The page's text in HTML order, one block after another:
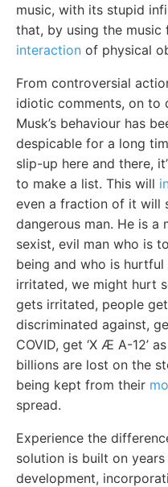
music, with its stupid
that, by using the music
interaction of physical
From controversial
idiotic comments, on to
Musk’s behaviour has
despicable for a long
slip-up here and there,
to make a list. This will
even a fraction of it will
dangerous man. He is a
sexist, evil man who is
being and who is
irritated, we might hurt
gets irritated, people
discriminated against,
COVID, get ‘X Æ A-12’
billions are lost on the
being kept from their
spread.
Experience the
solution is built on
development,